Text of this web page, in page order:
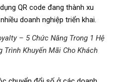
QR code đang thành xu
doanh nghiệp triển khai.
– 5 Chức Năng Trong 1 Hệ
Trình Khuyến Mãi Cho Khách